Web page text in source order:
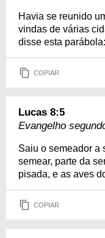
Havia se reunido
vindas de várias
disse esta parábola:
COPIAR
Lucas 8:5
Evangelho
Saiu o semeador a
semear, parte da
pisada, e as aves
COPIAR